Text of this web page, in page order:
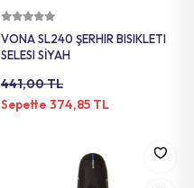
VONA SL240 ŞERHIR BISIKLETI
SELESI SİYAH
441,00 TL
Sepette 374,85 TL